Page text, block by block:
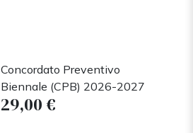
Concordato Preventivo
Biennale (CPB) 2026-2027
29,00 €